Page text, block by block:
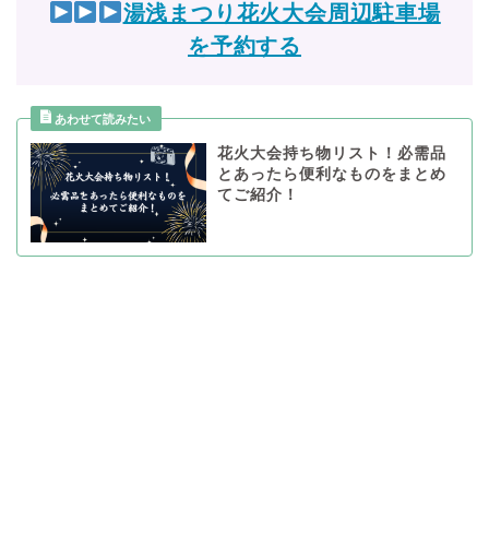
湯浅まつり花火大会周辺駐車場
を予約する
花火大会持ち物リスト！必需品
とあったら便利なものをまとめ
てご紹介！